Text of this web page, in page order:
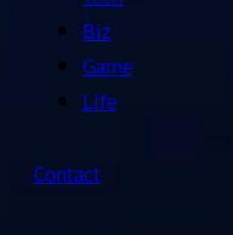
Biz
Game
Life
Contact